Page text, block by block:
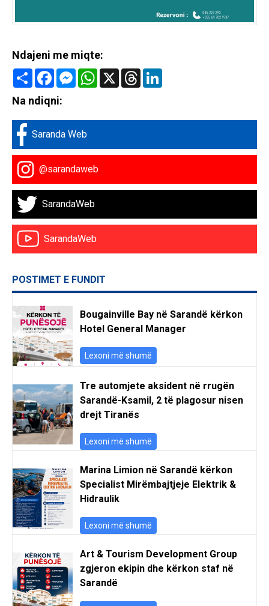
Ndajeni me miqte:
Share FacebookMessenger
WhatsApp
X Threads
Na ndiqni:
Saranda Web
@sarandaweb
SarandaWeb
SarandaWeb
POSTIMET E FUNDIT
Bougainville Bay në Sarandë kërkon
Hotel General Manager
Lexoni më shumë
Tre automjete aksident në rrugën
Sarandë-Ksamil, 2 të plagosur nisen
drejt Tiranës
Lexoni më shumë
Marina Limion në Sarandë kërkon
Specialist Mirëmbajtjeje Elektrik &
Hidraulik
Lexoni më shumë
Art & Tourism Development Group
zgjeron ekipin dhe kërkon staf në
Sarandë